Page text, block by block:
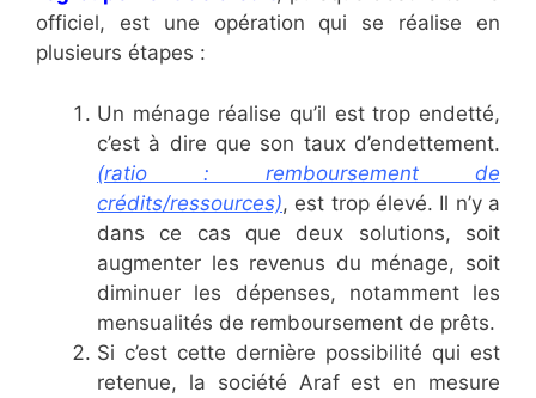
officiel, est une opération qui se réalise en
plusieurs étapes :
Un ménage réalise qu’il est trop endetté,
c’est à dire que son taux d’endettement.
(ratio : remboursement de
crédits/ressources), est trop élevé. Il n’y a
dans ce cas que deux solutions, soit
augmenter les revenus du ménage, soit
diminuer les dépenses, notamment les
mensualités de remboursement de prêts.
Si c’est cette dernière possibilité qui est
retenue, la société Araf est en mesure